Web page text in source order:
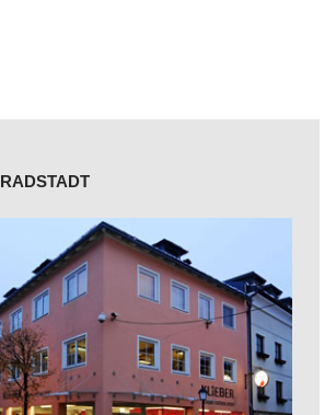
RADSTADT